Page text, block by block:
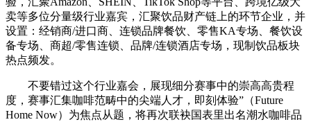
卖等多位分量级行业嘉宾，汇聚饮品财产链上的环节企业，并
设置：经销商/进口商、连锁品牌餐饮、零售KA专场、餐饮设
备专场、商超/零售连锁、品牌/连锁酒店专场，现制饮品板块
热点频发。
不要错过这个行业嘉会，展现细分赛事中的崇高高贵程
度，赛事汇集咖啡范畴中的尖端人才，即刻体验”（Future
Home Now）为焦点从题，将再次联袂国表里出名潮水咖啡品